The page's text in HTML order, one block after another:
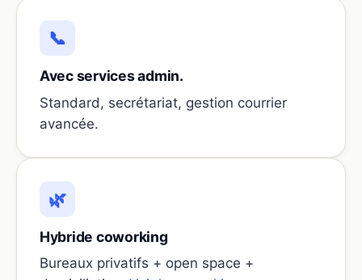
📞
Avec services admin.
Standard, secrétariat, gestion courrier
avancée.
🌿
Hybride coworking
Bureaux privatifs + open space +